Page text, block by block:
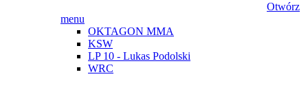
Otwórz
menu
OKTAGON MMA
KSW
LP 10 - Lukas Podolski
WRC